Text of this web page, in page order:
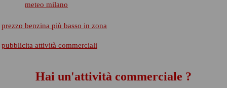
meteo milano
prezzo benzina più basso in zona
pubblicita attività commerciali
Hai un'attività commerciale ?